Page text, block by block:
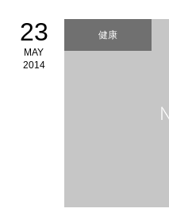
23
MAY
2014
健康